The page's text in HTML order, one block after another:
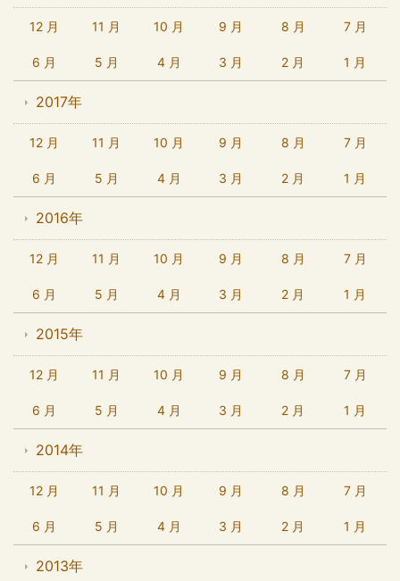
12 月 11 月 10 月 9 月 8 月 7 月
6 月 5 月 4 月 3 月 2 月 1 月
2017年
12 月 11 月 10 月 9 月 8 月 7 月
6 月 5 月 4 月 3 月 2 月 1 月
2016年
12 月 11 月 10 月 9 月 8 月 7 月
6 月 5 月 4 月 3 月 2 月 1 月
2015年
12 月 11 月 10 月 9 月 8 月 7 月
6 月 5 月 4 月 3 月 2 月 1 月
2014年
12 月 11 月 10 月 9 月 8 月 7 月
6 月 5 月 4 月 3 月 2 月 1 月
2013年